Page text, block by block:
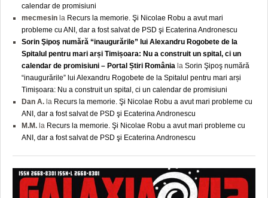
calendar de promisiuni
mecmesin la Recurs la memorie. Şi Nicolae Robu a avut mari
probleme cu ANI, dar a fost salvat de PSD şi Ecaterina Andronescu
Sorin Şipoş numără “inaugurările” lui Alexandru Rogobete de la
Spitalul pentru mari arși Timișoara: Nu a construit un spital, ci un
calendar de promisiuni – Portal Știri România la Sorin Şipoş numără
“inaugurările” lui Alexandru Rogobete de la Spitalul pentru mari arși
Timișoara: Nu a construit un spital, ci un calendar de promisiuni
Dan A. la Recurs la memorie. Şi Nicolae Robu a avut mari probleme cu
ANI, dar a fost salvat de PSD şi Ecaterina Andronescu
M.M. la Recurs la memorie. Şi Nicolae Robu a avut mari probleme cu
ANI, dar a fost salvat de PSD şi Ecaterina Andronescu